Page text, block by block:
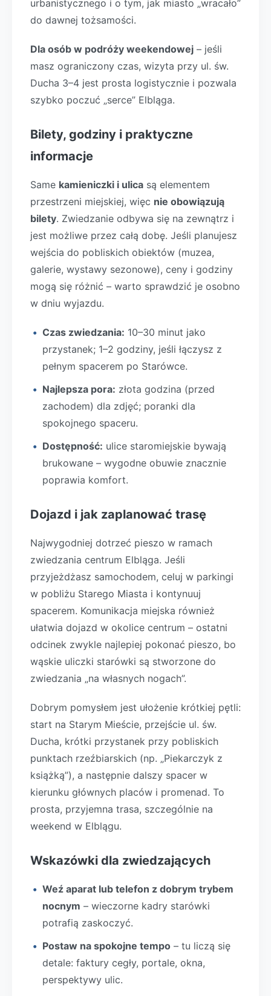
urbanistycznego i o tym, jak miasto „wracało”
do dawnej tożsamości.
Dla osób w podróży weekendowej – jeśli
masz ograniczony czas, wizyta przy ul. św.
Ducha 3–4 jest prosta logistycznie i pozwala
szybko poczuć „serce” Elbląga.
Bilety, godziny i praktyczne
informacje
Same kamieniczki i ulica są elementem
przestrzeni miejskiej, więc nie obowiązują
bilety. Zwiedzanie odbywa się na zewnątrz i
jest możliwe przez całą dobę. Jeśli planujesz
wejścia do pobliskich obiektów (muzea,
galerie, wystawy sezonowe), ceny i godziny
mogą się różnić – warto sprawdzić je osobno
w dniu wyjazdu.
Czas zwiedzania: 10–30 minut jako
przystanek; 1–2 godziny, jeśli łączysz z
pełnym spacerem po Starówce.
Najlepsza pora: złota godzina (przed
zachodem) dla zdjęć; poranki dla
spokojnego spaceru.
Dostępność: ulice staromiejskie bywają
brukowane – wygodne obuwie znacznie
poprawia komfort.
Dojazd i jak zaplanować trasę
Najwygodniej dotrzeć pieszo w ramach
zwiedzania centrum Elbląga. Jeśli
przyjeżdżasz samochodem, celuj w parkingi
w pobliżu Starego Miasta i kontynuuj
spacerem. Komunikacja miejska również
ułatwia dojazd w okolice centrum – ostatni
odcinek zwykle najlepiej pokonać pieszo, bo
wąskie uliczki starówki są stworzone do
zwiedzania „na własnych nogach”.
Dobrym pomysłem jest ułożenie krótkiej pętli:
start na Starym Mieście, przejście ul. św.
Ducha, krótki przystanek przy pobliskich
punktach rzeźbiarskich (np. „Piekarczyk z
książką”), a następnie dalszy spacer w
kierunku głównych placów i promenad. To
prosta, przyjemna trasa, szczególnie na
weekend w Elblągu.
Wskazówki dla zwiedzających
Weź aparat lub telefon z dobrym trybem
nocnym – wieczorne kadry starówki
potrafią zaskoczyć.
Postaw na spokojne tempo – tu liczą się
detale: faktury cegły, portale, okna,
perspektywy ulic.